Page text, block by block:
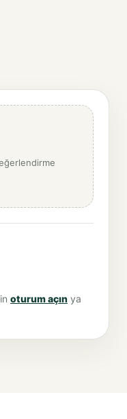
oturum açın ya